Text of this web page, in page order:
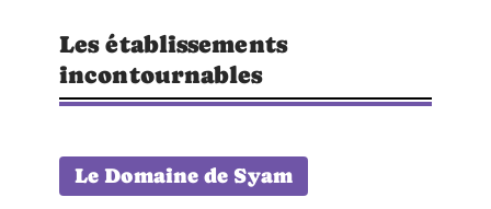
Les établissements
incontournables
Le Domaine de Syam